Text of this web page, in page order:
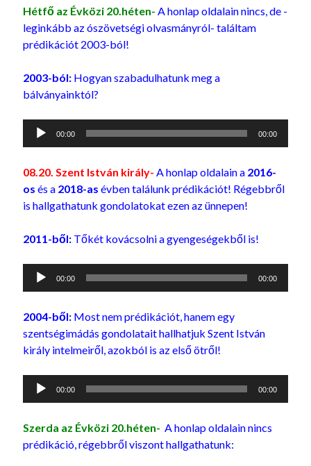
Hétfő az Évközi 20.héten- A honlap oldalain nincs, de -
leginkább az ószövetségi olvasmányról- találtam
prédikációt 2003-ból!
2003-ból: Hogyan szabadulhatunk meg a
bálványainktól?
Audió
00:00 00:00
08.20. Szent István király- A honlap oldalain a 2016-
os és a 2018-as évben találunk prédikációt! Régebbről
is hallgathatunk gondolatokat ezen az ünnepen!
2011-ből: Tőkét kovácsolni a gyengeségekből is!
Audió
00:00 00:00
2004-ből: Most nem prédikációt, hanem egy
szentségimádás gondolatait hallhatjuk Szent István
király intelmeiről, azokból is az első ötről!
Audió
00:00 00:00
Szerda az Évközi 20.héten- A honlap oldalain nincs
prédikáció, régebbről viszont hallgathatunk: